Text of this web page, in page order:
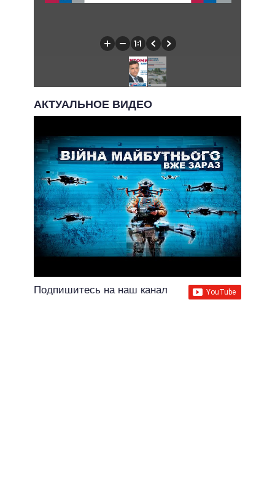
АКТУАЛЬНОЕ ВИДЕО
Подпишитесь на наш канал